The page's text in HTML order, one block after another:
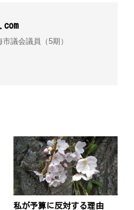
市議会議員（5期）
私が予算に反対する理由